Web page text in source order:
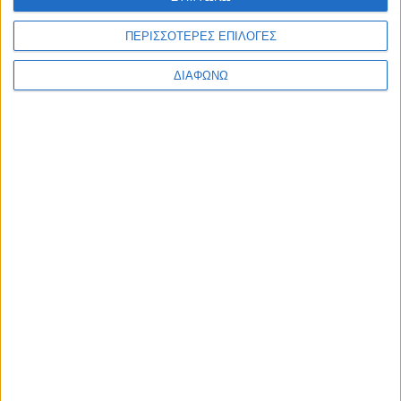
ΠΕΡΙΣΣΟΤΕΡΕΣ ΕΠΙΛΟΓΕΣ
ΔΙΑΦΩΝΩ
Χριστουγεννιάτικο Camp στο Μουσείο Σχολικής Ζωής και